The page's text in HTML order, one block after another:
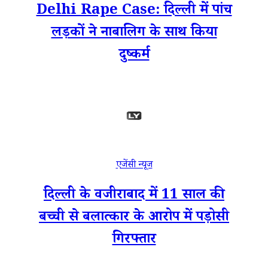
Delhi Rape Case: दिल्ली में पांच
लड़कों ने नाबालिग के साथ किया
दुष्कर्म
एजेंसी न्यूज
दिल्ली के वजीराबाद में 11 साल की
बच्ची से बलात्कार के आरोप में पड़ोसी
गिरफ्तार